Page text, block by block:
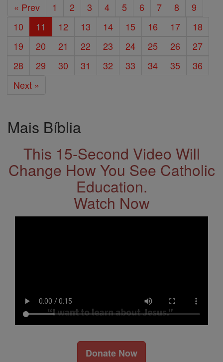
« Prev 1 2 3 4 5 6 7 8
9
10
11 12 13 14 15 16 17
18
19
20 21 22 23 24 25 26
27
28
29 30 31 32 33 34 35
36
Next »
Mais Bíblia
This 15-Second Video Will
Change How You See Catholic
Education.
Watch Now
Donate Now